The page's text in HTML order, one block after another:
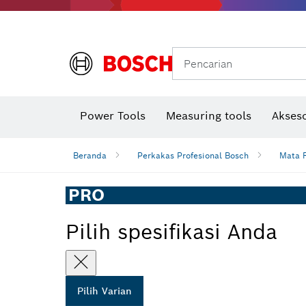
Pencarian
Power Tools Measuring tools
Beranda Perkakas Profesional Bosch Mata
PRO
Pilih spesifikasi Anda
Pilih Varian